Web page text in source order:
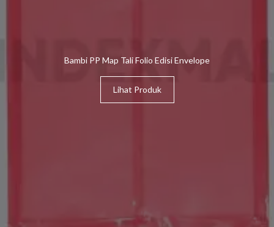
Bambi PP Map Tali Folio Edisi Envelope
Lihat Produk